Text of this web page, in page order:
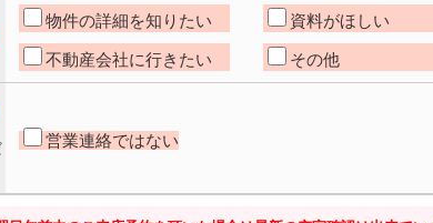
物件の詳細を知りたい 資料がほしい
不動産会社に行きたい その他
営業連絡ではない